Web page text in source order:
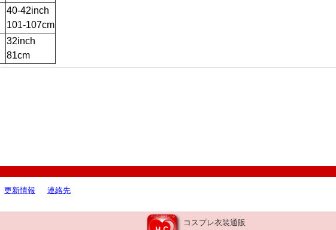
40-42inch
101-107cm
32inch
81cm
更新情報 連絡先
コスプレ衣装通販